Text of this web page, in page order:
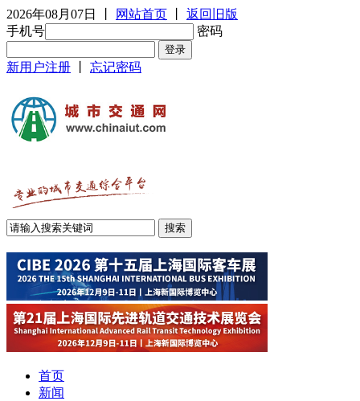
2026年08月07日 网站首页
返回旧版
手机号
密码
新用户注册 忘记密码
首页
新闻